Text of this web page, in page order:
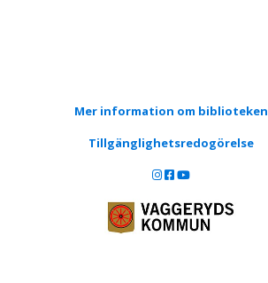
Mer information om biblioteken
Tillgänglighetsredogörelse